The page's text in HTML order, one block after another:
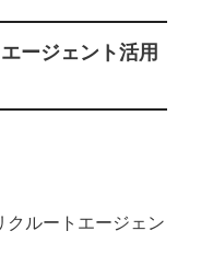
ージェント活用
クルートエージェン